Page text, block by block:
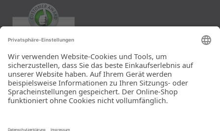
385 reviews from real customers
(last 12 months)
Total: 11283
Die Auswahl und die
Einfachheit der
Bestellung.